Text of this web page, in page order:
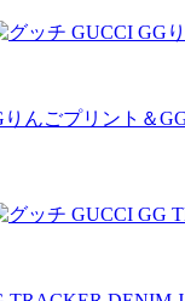
りんごプリント＆